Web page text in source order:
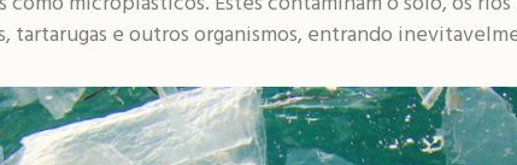
tartarugas e outros organismos, entrando